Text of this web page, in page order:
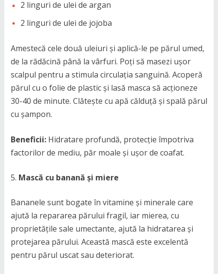
2 linguri de ulei de argan
2 linguri de ulei de jojoba
Amestecă cele două uleiuri și aplică-le pe părul umed,
de la rădăcină până la vârfuri. Poți să masezi ușor
scalpul pentru a stimula circulația sanguină. Acoperă
părul cu o folie de plastic și lasă masca să acționeze
30-40 de minute. Clătește cu apă călduță și spală părul
cu șampon.
Beneficii:Hidratare profundă, protecție împotriva
factorilor de mediu, păr moale și ușor de coafat.
Mască cu banană și miere
Bananele sunt bogate în vitamine și minerale care
ajută la repararea părului fragil, iar mierea, cu
proprietățile sale umectante, ajută la hidratarea și
protejarea părului. Această mască este excelentă
pentru părul uscat sau deteriorat.